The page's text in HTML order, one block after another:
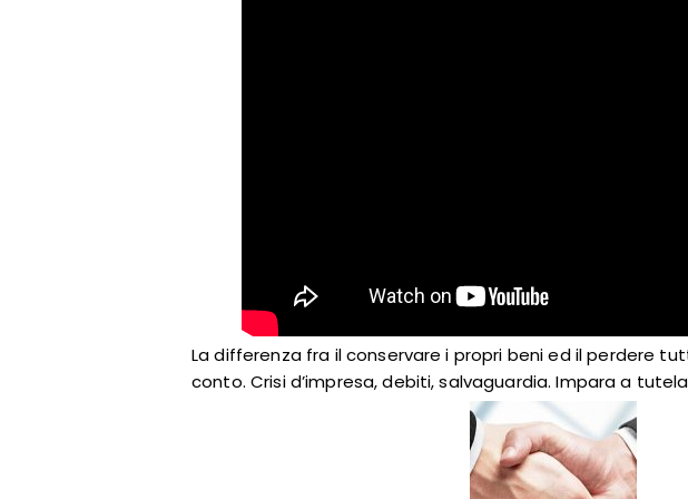
La differenza fra il conservare i propri beni ed il perdere
conto. Crisi d’impresa, debiti, salvaguardia. Impara a